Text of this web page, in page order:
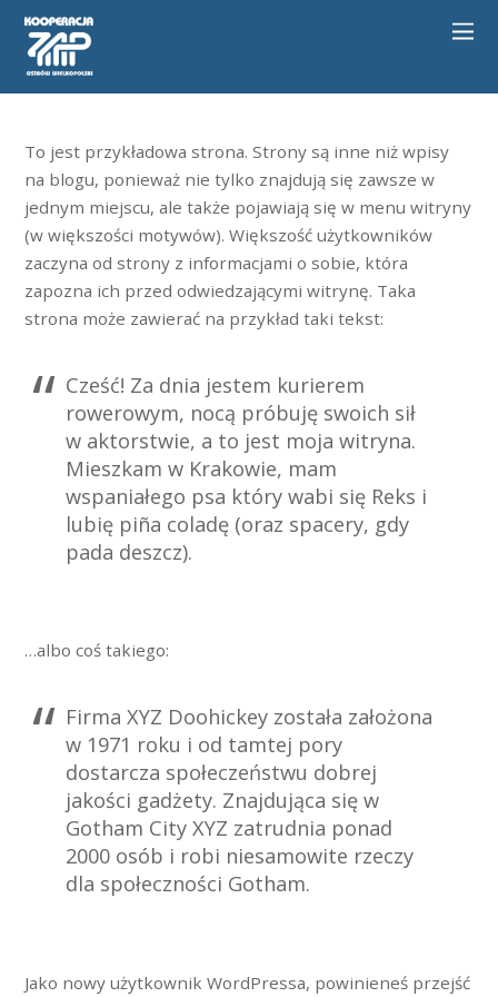
To jest przykładowa strona. Strony są inne niż wpisy
na blogu, ponieważ nie tylko znajdują się zawsze w
jednym miejscu, ale także pojawiają się w menu witryny
(w większości motywów). Większość użytkowników
zaczyna od strony z informacjami o sobie, która
zapozna ich przed odwiedzającymi witrynę. Taka
strona może zawierać na przykład taki tekst:
Cześć! Za dnia jestem kurierem
rowerowym, nocą próbuję swoich sił
w aktorstwie, a to jest moja witryna.
Mieszkam w Krakowie, mam
wspaniałego psa który wabi się Reks i
lubię piña coladę (oraz spacery, gdy
pada deszcz).
…albo coś takiego:
Firma XYZ Doohickey została założona
w 1971 roku i od tamtej pory
dostarcza społeczeństwu dobrej
jakości gadżety. Znajdująca się w
Gotham City XYZ zatrudnia ponad
2000 osób i robi niesamowite rzeczy
dla społeczności Gotham.
Jako nowy użytkownik WordPressa, powinieneś przejść